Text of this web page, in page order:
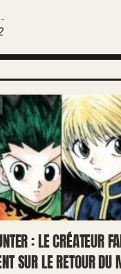
: LE CRÉATEUR
SUR LE RETOUR DU